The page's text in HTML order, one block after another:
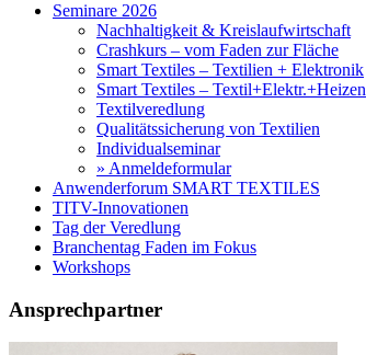
Seminare 2026
Nachhaltigkeit & Kreislaufwirtschaft
Crashkurs – vom Faden zur Fläche
Smart Textiles – Textilien + Elektronik
Smart Textiles – Textil+Elektr.+Heizen
Textilveredlung
Qualitätssicherung von Textilien
Individualseminar
» Anmeldeformular
Anwenderforum SMART TEXTILES
TITV-Innovationen
Tag der Veredlung
Branchentag Faden im Fokus
Workshops
Ansprechpartner